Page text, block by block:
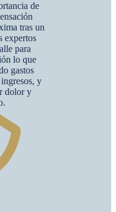
de
tras un
expertos
para
lo que
gastos
y
dolor y